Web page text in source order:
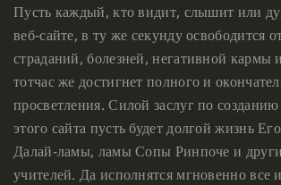
Пусть каждый, кто видит, слышит или
веб-сайте, в ту же секунду освободится
страданий, болезней, негативной кармы
тотчас же достигнет полного и
просветления. Силой заслуг по
этого сайта пусть будет долгой жизнь
Далай-ламы, ламы Сопы Ринпоче и
учителей. Да исполнятся мгновенно все